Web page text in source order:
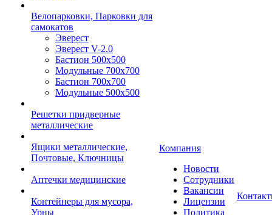
Велопарковки, Парковки для
самокатов
Эверест
Эверест V-2.0
Бастион 500х500
Модульные 700х700
Бастион 700х700
Модульные 500х500
Решетки придверные
металлические
Ящики металлические,
Почтовые, Ключницы
Аптечки медицинские
Контейнеры для мусора,
Урны
Компания
Новости
Сотрудники
Вакансии
Лицензии
Политика